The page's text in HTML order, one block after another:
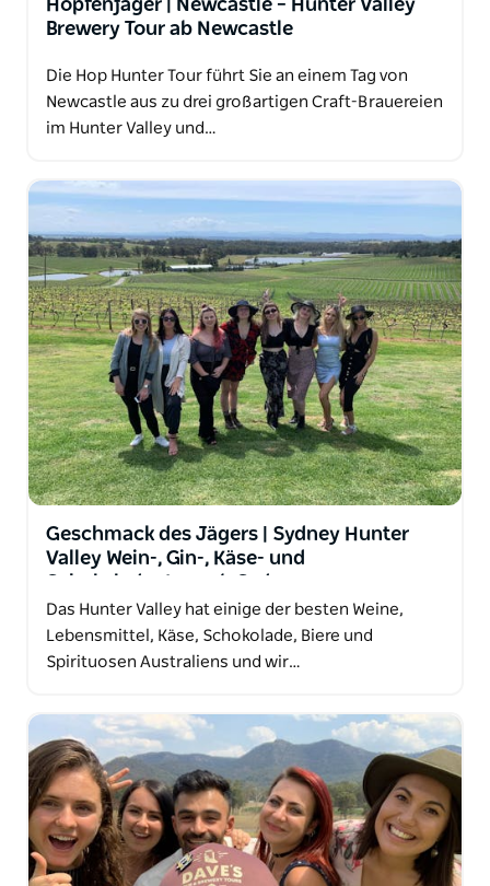
Hopfenjäger | Newcastle – Hunter Valley
Brewery Tour ab Newcastle
Die Hop Hunter Tour führt Sie an einem Tag von
Newcastle aus zu drei großartigen Craft-Brauereien
im Hunter Valley und…
Geschmack des Jägers | Sydney Hunter
Valley Wein-, Gin-, Käse- und
Das Hunter Valley hat einige der besten Weine,
Lebensmittel, Käse, Schokolade, Biere und
Spirituosen Australiens und wir…